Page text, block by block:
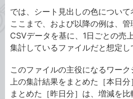
では、シート見出しの色について
ここまで、および以降の例は、
CSVデータを基に、1日ごとの売
集計しているファイルだと想定し
このファイルの主役になるワー
上の集計結果をまとめた［本日
まとめた［昨日分］は、増減を